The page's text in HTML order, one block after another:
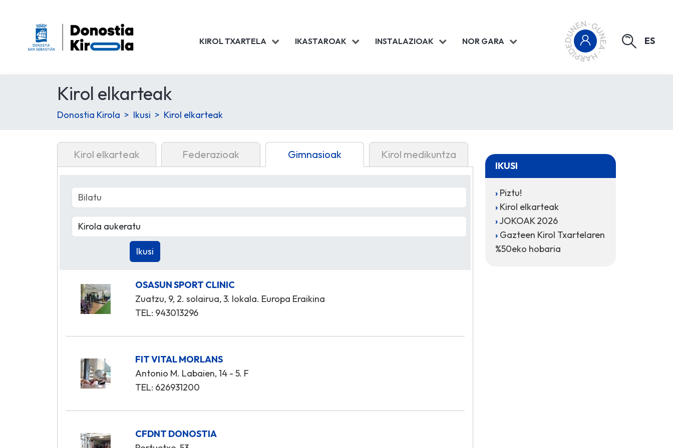
KIROL TXARTELA IKASTAROAK INSTALAZIOAK NOR GARA ES
Kirol elkarteak
Donostia Kirola Ikusi Kirol elkarteak
Kirol elkarteak Federazioak Gimnasioak Kirol medikuntza
OSASUN SPORT CLINIC
Zuatzu, 9, 2. solairua, 3. lokala. Europa Eraikina
TEL: 943013296
FIT VITAL MORLANS
Antonio M. Labaien, 14 - 5. F
TEL: 626931200
CFDNT DONOSTIA
IKUSI
Piztu!
Kirol elkarteak
JOKOAK 2026
Gazteen Kirol Txartelaren
%50eko hobaria